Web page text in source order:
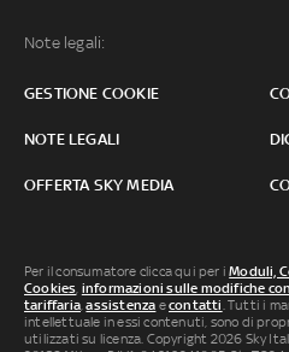
Note legali:
GESTIONE COOKIE
NOTE LEGALI
OFFERTA SKY MEDIA
Per il consumatore clicca qui per iModuli,
Cookies, informazioni sulle modifiche
tariffaria,assistenza econtatti. Tutti i
intellettuale in essi contenuti, sono di
utilizzati su licenza. Copyright 2026 Sky